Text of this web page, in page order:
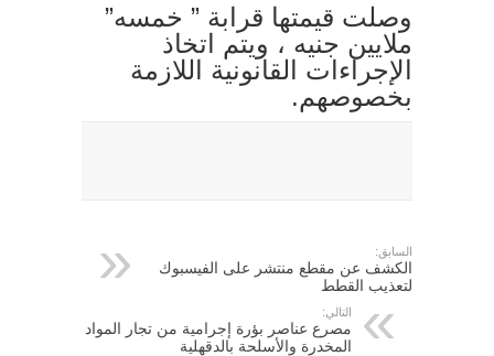
وصلت قيمتها قرابة ” خمسه”
ملايين جنيه ، ويتم اتخاذ
الإجراءات القانونية اللازمة
بخصوصهم.
السابق:
الكشف عن مقطع منتشر على الفيسبوك
لتعذيب القطط
التالي:
مصرع عناصر بؤرة إجرامية من تجار المواد
المخدرة والأسلحة بالدقهلية